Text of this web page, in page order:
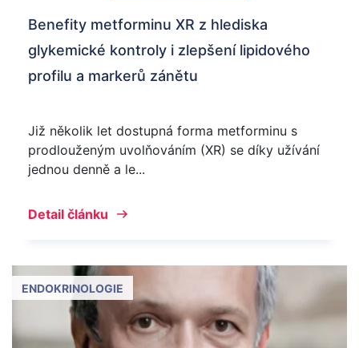
Benefity metforminu XR z hlediska
glykemické kontroly i zlepšení lipidového
profilu a markerů zánětu
Již několik let dostupná forma metforminu s
prodlouženým uvolňováním (XR) se díky užívání
jednou denně a le...
Detail článku
ENDOKRINOLOGIE